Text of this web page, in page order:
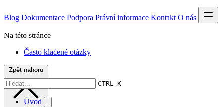
Blog Dokumentace Podpora Právní informace Kontakt O nás
CTRL K
Úvod
Na této stránce
Často kladené otázky
Zpět nahoru